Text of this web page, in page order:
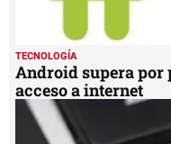
TECNOLOGÍA
Android supera por
acceso a internet